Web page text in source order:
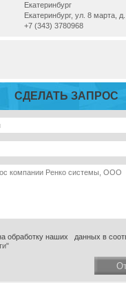
Екатеринбург
Екатеринбург, ул. 8 марта,
+7 (343) 3780968
СДЕЛАТЬ ЗАПРОС
обработку наших данных в